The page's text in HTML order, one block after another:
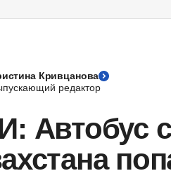
Кривцанова
редактор
Автобус